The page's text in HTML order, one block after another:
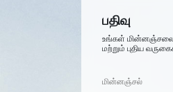
பதிவு
உங்கள் மின்னஞ்சலை
மற்றும் புதிய